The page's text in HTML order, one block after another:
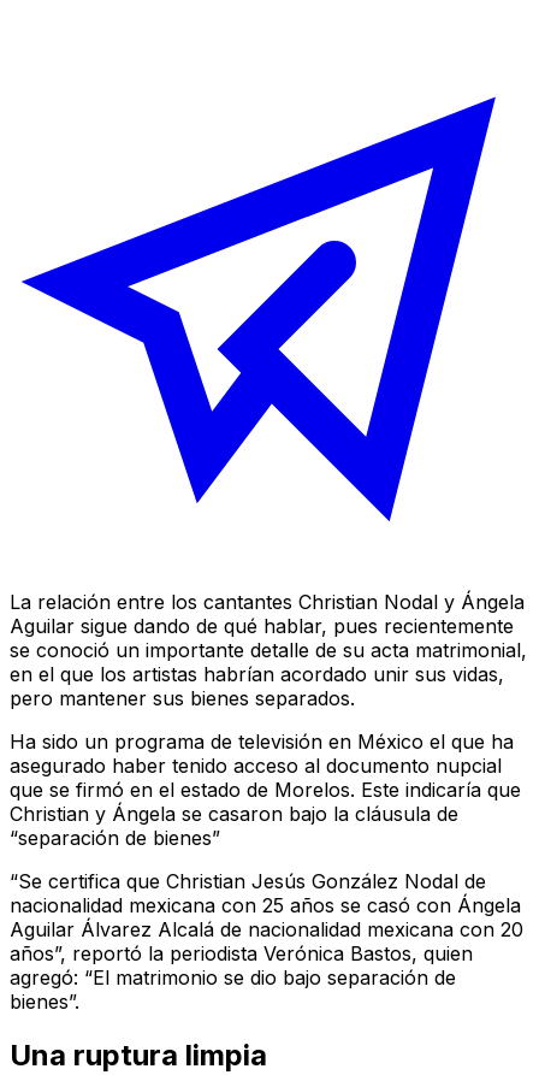
La relación entre los cantantes Christian Nodal y Ángela
Aguilar sigue dando de qué hablar, pues recientemente
se conoció un importante detalle de su acta matrimonial,
en el que los artistas habrían acordado unir sus vidas,
pero mantener sus bienes separados.
Ha sido un programa de televisión en México el que ha
asegurado haber tenido acceso al documento nupcial
que se firmó en el estado de Morelos. Este indicaría que
Christian y Ángela se casaron bajo la cláusula de
“separación de bienes”
“Se certifica que Christian Jesús González Nodal de
nacionalidad mexicana con 25 años se casó con Ángela
Aguilar Álvarez Alcalá de nacionalidad mexicana con 20
años”, reportó la periodista Verónica Bastos, quien
agregó: “El matrimonio se dio bajo separación de
bienes”.
Una ruptura limpia